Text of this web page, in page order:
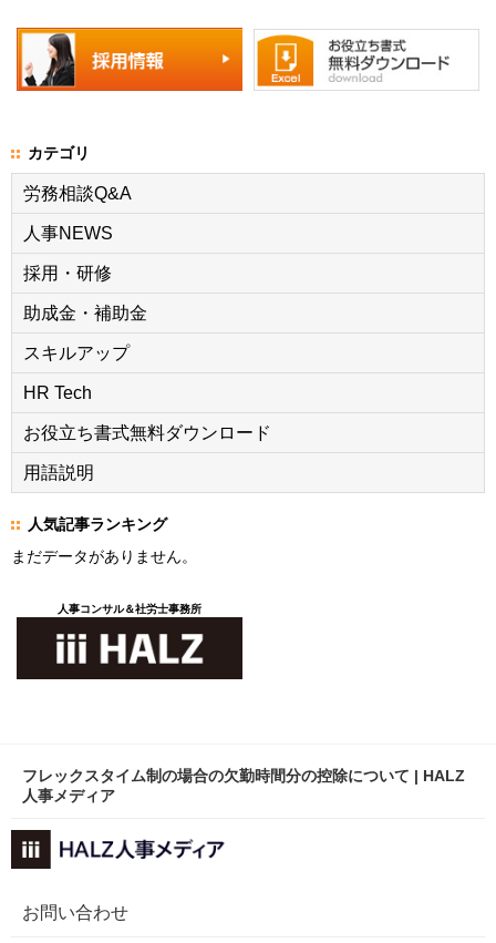
カテゴリ
労務相談Q&A
人事NEWS
採用・研修
助成金・補助金
スキルアップ
HR Tech
お役立ち書式無料ダウンロード
用語説明
人気記事ランキング
まだデータがありません。
人事コンサル＆社労士事務所
フレックスタイム制の場合の欠勤時間分の控除について | HALZ
人事メディア
お問い合わせ